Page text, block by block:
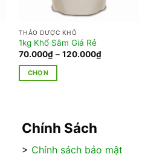
THẢO DƯỢC KHÔ
1kg Khổ Sâm Giá Rẻ
70.000₫ – 120.000₫Khoảng
giá:
CHỌN
có
biến
Chính Sách
> Chính sách bảo mật